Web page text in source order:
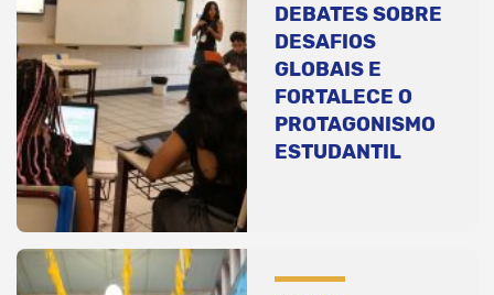
DEBATES SOBRE
DESAFIOS
GLOBAIS E
FORTALECE O
PROTAGONISMO
ESTUDANTIL